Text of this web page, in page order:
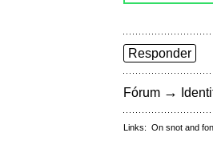
Responder
Fórum →
Links: On snot and